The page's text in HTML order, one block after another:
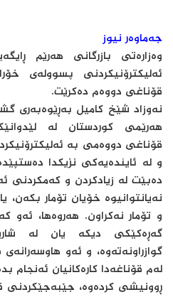
جەماوەر نیوز
وەزارەتی بازرگانی هەرێم
ئەلیكترۆنیكردنی پسوولەی
قۆناغی دووەم دەكرێت.
نەوزاد شێخ كامیل بەڕێوەبەری
هەرێمی كوردستان لە
قۆناغی دووەمی بە
و لە ئایندەیەكی نزیكدا
دەبێت لە زیادكردن و كەمكردنی
نەیانتوانیوە خۆیان تۆمار بكەن،
و تۆمار نەكراون. هەروەها، ئەو
گەڕەكێكی دیكە یان لە
گوازراونەتەوە، و ئەو
لەم قۆناغەدا كارەكانیان ئەنجام
ڕوونیشی كردەوە،